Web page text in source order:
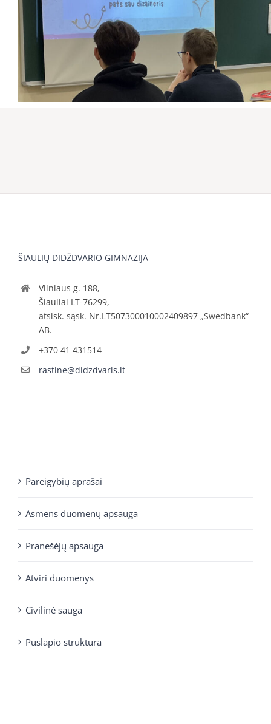
ŠIAULIŲ DIDŽDVARIO GIMNAZIJA
Vilniaus g. 188,
Šiauliai LT-76299,
atsisk. sąsk. Nr.LT507300010002409897 „Swedbank“
AB.
+370 41 431514
rastine@didzdvaris.lt
Pareigybių aprašai
Asmens duomenų apsauga
Pranešėjų apsauga
Atviri duomenys
Civilinė sauga
Puslapio struktūra